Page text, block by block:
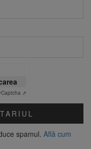
Captcha ⇗
spamul. Află cum